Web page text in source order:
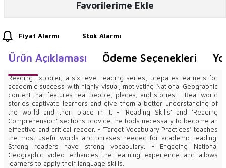
Favorilerime Ekle
Fiyat Alarmı Stok Alarmı
Ürün Açıklaması Ödeme Seçenekleri
Reading Explorer, a six-level reading series, prepares learners for
academic success with highly visual, motivating National Geographic
content that features real people, places, and stories. - Real-world
stories captivate learners and give them a better understanding of
the world and their place in it. - ‘Reading Skills’ and ‘Reading
Comprehension’ sections provide the tools necessary to become an
effective and critical reader. - ‘Target Vocabulary Practices’ teaches
the most useful words and phrases needed for academic reading.
Strong readers have strong vocabulary. - Engaging National
Geographic video enhances the learning experience and allows
learners to apply their language skills.